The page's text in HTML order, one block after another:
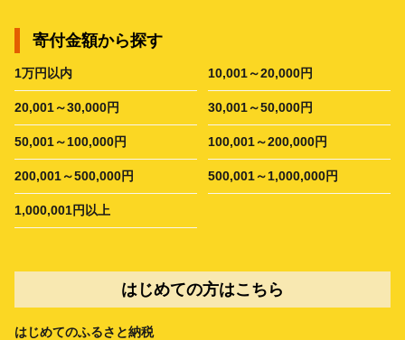
寄付金額から探す
1万円以内 10,001～20,000円
20,001～30,000円 30,001～50,000円
50,001～100,000円 100,001～200,000円
200,001～500,000円 500,001～1,000,000円
1,000,001円以上
はじめての方はこちら
はじめてのふるさと納税